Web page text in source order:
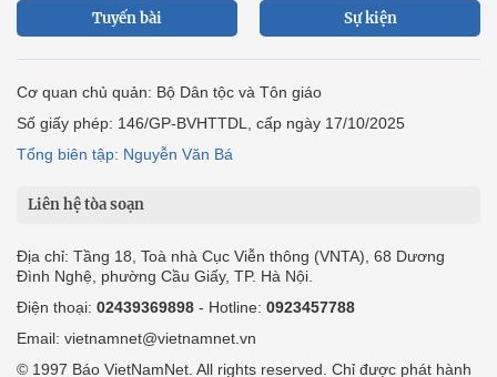
Tuyến bài Sự kiện
Cơ quan chủ quản: Bộ Dân tộc và Tôn giáo
Số giấy phép: 146/GP-BVHTTDL, cấp ngày 17/10/2025
Tổng biên tập: Nguyễn Văn Bá
Liên hệ tòa soạn
Địa chỉ: Tầng 18, Toà nhà Cục Viễn thông (VNTA), 68 Dương
Đình Nghệ, phường Cầu Giấy, TP. Hà Nội.
Điện thoại: 02439369898 - Hotline: 0923457788
Email: vietnamnet@vietnamnet.vn
© 1997 Báo VietNamNet. All rights reserved. Chỉ được phát hành